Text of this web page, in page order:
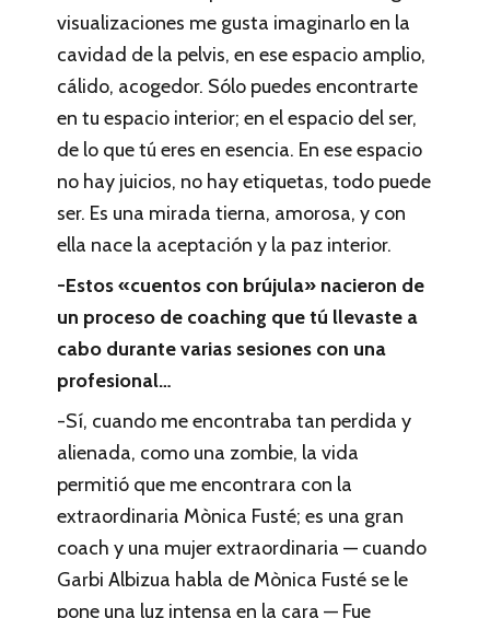
visualizaciones me gusta imaginarlo en la
cavidad de la pelvis, en ese espacio amplio,
cálido, acogedor. Sólo puedes encontrarte
en tu espacio interior; en el espacio del ser,
de lo que tú eres en esencia. En ese espacio
no hay juicios, no hay etiquetas, todo puede
ser. Es una mirada tierna, amorosa, y con
ella nace la aceptación y la paz interior.
-Estos «cuentos con brújula» nacieron de
un proceso de coaching que tú llevaste a
cabo durante varias sesiones con una
profesional…
-Sí, cuando me encontraba tan perdida y
alienada, como una zombie, la vida
permitió que me encontrara con la
extraordinaria Mònica Fusté; es una gran
coach y una mujer extraordinaria — cuando
Garbi Albizua habla de Mònica Fusté se le
pone una luz intensa en la cara — Fue